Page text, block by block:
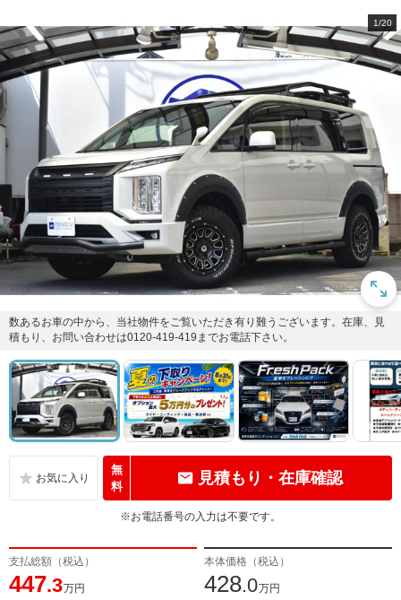
1/20
数あるお車の中から、当社物件をご覧いただき有り難うございます。在庫、見
積もり、お問い合わせは0120-419-419までお電話下さい。
無
料
見積もり・在庫確認
※お電話番号の入力は不要です。
支払総額（税込）
447.3万円
本体価格（税込）
428.0万円